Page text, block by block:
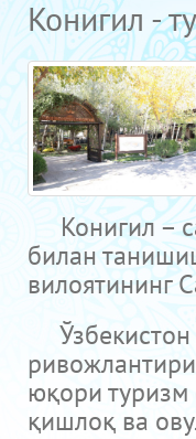
Конигил -
Конигил –
билан
вилоятининг
Ўзбекистон
юқори туризм
қишлоқ ва